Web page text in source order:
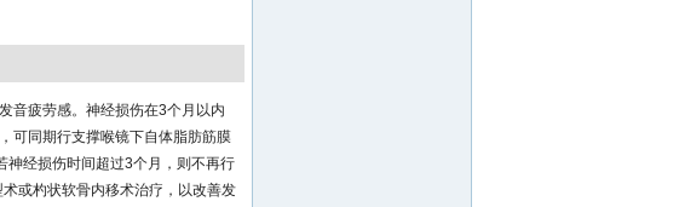
音疲劳感。神经损伤在3个月以内
可同期行支撑喉镜下自体脂肪筋膜
神经损伤时间超过3个月，则不再行
或杓状软骨内移术治疗，以改善发